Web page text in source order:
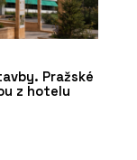
Pražské
z hotelu